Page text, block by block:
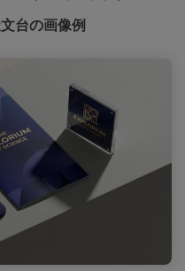
台の画像例